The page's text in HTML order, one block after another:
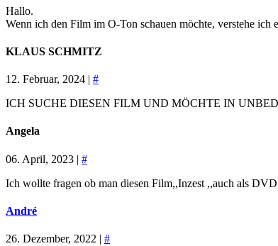
Hallo.
Wenn ich den Film im O-Ton schauen möchte, verstehe
KLAUS SCHMITZ
12. Februar, 2024 | #
ICH SUCHE DIESEN FILM UND MÖCHTE IN
Angela
06. April, 2023 | #
Ich wollte fragen ob man diesen Film,,Inzest ,,auch als
André
26. Dezember, 2022 | #